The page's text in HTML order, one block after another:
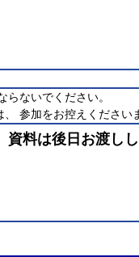
ないでください。
参加をお控えください
料は後日お渡しし